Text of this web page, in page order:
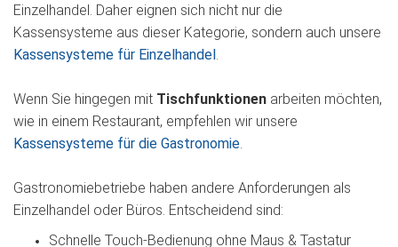
Einzelhandel. Daher eignen sich nicht nur die
Kassensysteme aus dieser Kategorie, sondern auch unsere
Kassensysteme für Einzelhandel
Wenn Sie hingegen mit Tischfunktionen arbeiten möchten,
wie in einem Restaurant, empfehlen wir unsere
Kassensysteme für die Gastronomie
Gastronomiebetriebe haben andere Anforderungen als
Einzelhandel oder Büros. Entscheidend sind:
Schnelle Touch-Bedienung ohne Maus & Tastatur